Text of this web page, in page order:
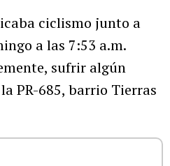
ciclismo junto a
a las 7:53 a.m.
sufrir algún
PR-685, barrio Tierras